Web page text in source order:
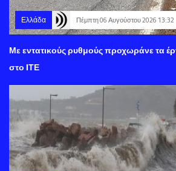
Ελλάδα Πέμπτη 06 Αυγούστου 2026 13:32
Με εντατικούς ρυθμούς προχωράνε τα
στο ΙΤΕ